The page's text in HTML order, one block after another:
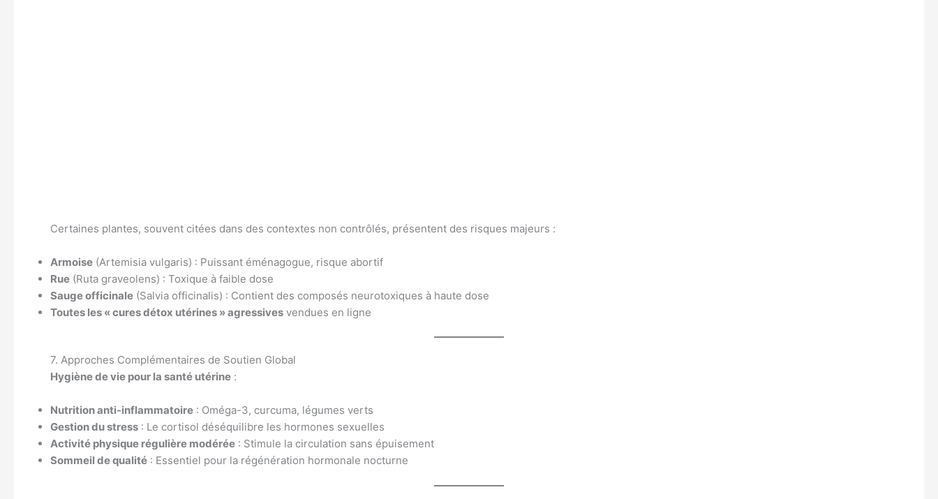
Certaines plantes, souvent citées dans des contextes non contrôlés, présentent des risques majeurs :
Armoise (Artemisia vulgaris) : Puissant éménagogue, risque abortif
Rue (Ruta graveolens) : Toxique à faible dose
Sauge officinale (Salvia officinalis) : Contient des composés neurotoxiques à haute dose
Toutes les « cures détox utérines » agressives vendues en ligne
7. Approches Complémentaires de Soutien Global
Hygiène de vie pour la santé utérine :
Nutrition anti-inflammatoire : Oméga-3, curcuma, légumes verts
Gestion du stress : Le cortisol déséquilibre les hormones sexuelles
Activité physique régulière modérée : Stimule la circulation sans épuisement
Sommeil de qualité : Essentiel pour la régénération hormonale nocturne